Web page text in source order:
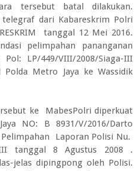
tersebut batal dilakukan.
dari Kabareskrim Polri
tanggal 12 Mei 2016.
pelimpahan pananganan
LP/449/VIII/2008/Siaga-III
Metro Jaya ke Wassidik
ke MabesPolri diperkuat
NO: B 8931/V/2016/Darto
Laporan Polisi Nu.
III tanggal 8 Agustus 2008 .
jelas dipingpong oleh Polisi.